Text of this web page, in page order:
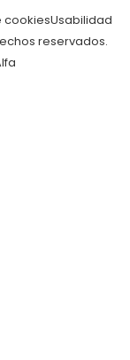
cookiesUsabilidad
reservados.